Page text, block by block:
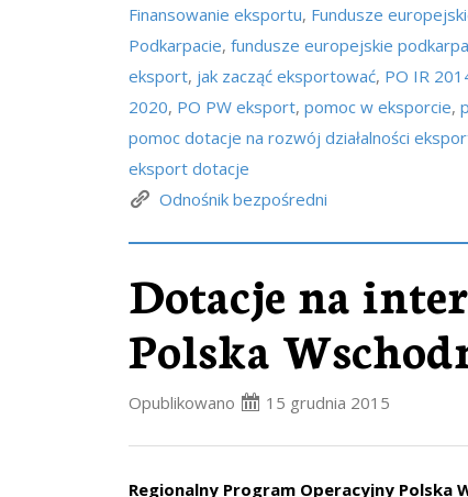
Finansowanie eksportu, Fundusze
Podkarpacie, fundusze europejskie
eksport, jak zacząć eksportować, PO IR
2020, PO PW eksport, pomoc w eksporcie,
pomoc dotacje na rozwój działalności
eksport dotacje
Odnośnik bezpośredni
Dotacje na
Polska
Opublikowano 15 grudnia 2015
Regionalny Program Operacyjny Polska